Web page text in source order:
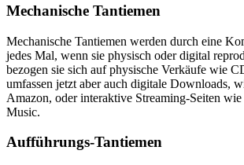
Mechanische Tantiemen
Mechanische Tantiemen werden durch eine
jedes Mal, wenn sie physisch oder digital
bezogen sie sich auf physische Verkäufe wie
umfassen jetzt aber auch digitale Downloads,
Amazon, oder interaktive Streaming-Seiten
Music.
Aufführungs-Tantiemen